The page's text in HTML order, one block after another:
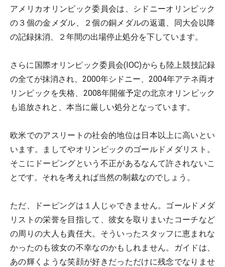
アメリカオリンピック委員会は、シドニーオリンピック
の３個の金メダル、２個の銅メダルの返還、同大会以降
の記録抹消、２年間の出場停止処分を下しています。
さらに国際オリンピック委員会(IOC)からも陸上競技記録
の全てが抹消され、2000年シドニー、2004年アテネ両オ
リンピックを失格、2008年開催予定の北京オリンピック
も追放されと、本当に厳しい処分となっています。
欧米でのアスリートの社会的地位は日本以上に高いとい
います。ましてやオリンピックのゴールドメダリスト。
そこにドーピングという不正があるなんて許されないこ
とです。それを考えれば当然の制裁なのでしょう。
ただ、ドーピングは１人じゃできません。ゴールドメダ
リストの栄誉を目指して、彼女を取りまいたコーチなど
の周りの大人も責任大。そういったスタッフに恵まれな
かったのも彼女の不幸なのかもしれません。ガイドは、
あの輝くような笑顔が好きだっただけに残念でなりませ